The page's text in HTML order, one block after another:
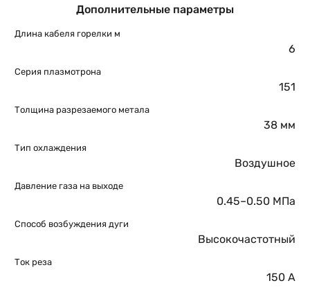
Дополнительные параметры
Длина кабеля горелки м
6
Серия плазмотрона
151
Толщина разрезаемого метала
38 мм
Тип охлаждения
Воздушное
Давление газа на выходе
0.45–0.50 МПа
Способ возбуждения дуги
Высокочастотный
Ток реза
150 А